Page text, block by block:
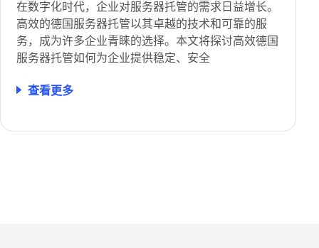
在数字化时代，企业对服务器托管的需求日益增长。
高效的德国服务器托管以其卓越的技术和可靠的服
务，成为许多企业青睐的选择。本文将探讨高效德国
服务器托管如何为企业提供稳定、安全
查看更多